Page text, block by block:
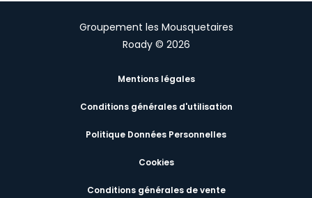
Groupement les Mousquetaires
Roady © 2026
Mentions légales
Conditions générales d'utilisation
Politique Données Personnelles
Cookies
Conditions générales de vente